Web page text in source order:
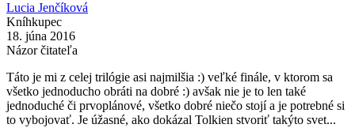
Lucia Jenčíková
Kníhkupec
18. júna 2016
Názor čitateľa
Táto je mi z celej trilógie asi najmilšia :) veľké finále, v ktorom sa
všetko jednoducho obráti na dobré :) avšak nie je to len také
jednoduché či prvoplánové, všetko dobré niečo stojí a je potrebné si
to vybojovať. Je úžasné, ako dokázal Tolkien stvoriť takýto svet...